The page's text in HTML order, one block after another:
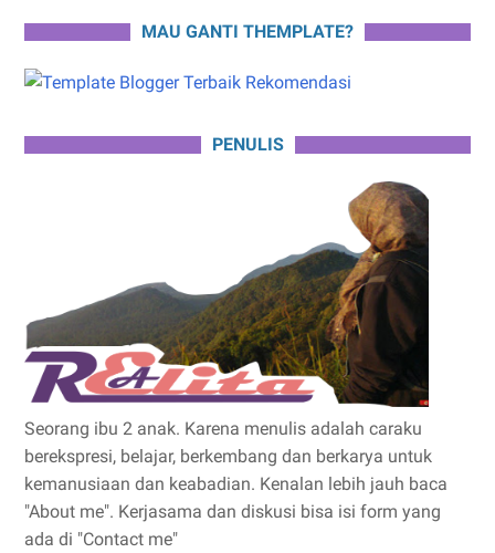
MAU GANTI THEMPLATE?
PENULIS
Seorang ibu 2 anak. Karena menulis adalah caraku
berekspresi, belajar, berkembang dan berkarya untuk
kemanusiaan dan keabadian. Kenalan lebih jauh baca
"About me". Kerjasama dan diskusi bisa isi form yang
ada di "Contact me"